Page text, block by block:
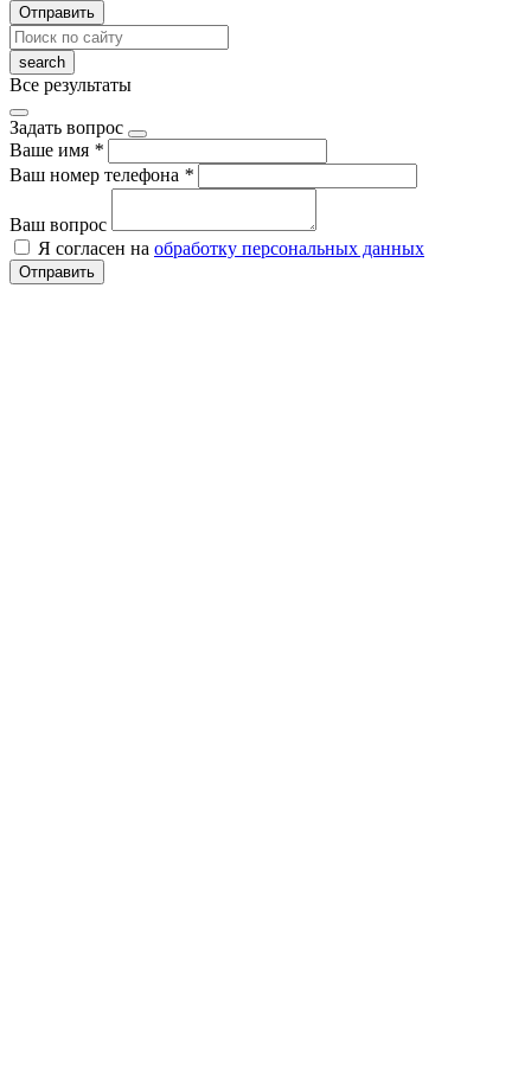
Отправить
Все результаты
Задать вопрос
Ваше имя *
Ваш номер телефона *
Ваш вопрос
Я согласен на обработку персональных данных
Отправить